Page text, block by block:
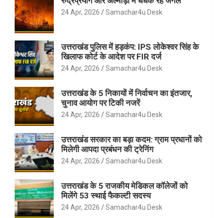
24 Apr, 2026 Samachar4u Desk
उत्तराखंड पुलिस में हड़कंप: IPS लोकेश्वर सिंह के
खिलाफ कोर्ट के आदेश पर FIR दर्ज
24 Apr, 2026 Samachar4u Desk
उत्तराखंड के 5 निकायों में निर्वाचन का इंतजार,
चुनाव आयोग पर टिकी नजरें
24 Apr, 2026 Samachar4u Desk
उत्तराखंड सरकार का बड़ा कदम: ग्राम प्रधानों को
मिलेगी आपदा प्रबंधन की ट्रेनिंग
24 Apr, 2026 Samachar4u Desk
उत्तराखंड के 5 राजकीय मेडिकल कॉलेजों को
मिलेंगे 53 स्थाई फैकल्टी सदस्य
24 Apr, 2026 Samachar4u Desk